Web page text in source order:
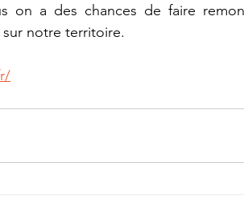
on a des chances de faire
notre territoire.